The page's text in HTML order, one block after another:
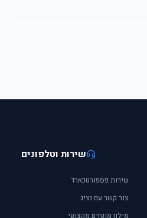
שירות וטלפונים
שירות פספורטכארד
צור קשר עם נציג
מילון מונחים מקצועי